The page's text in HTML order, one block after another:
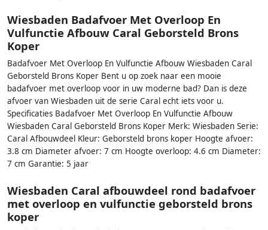
Wiesbaden Badafvoer Met Overloop En
Vulfunctie Afbouw Caral Geborsteld Brons
Koper
Badafvoer Met Overloop En Vulfunctie Afbouw Wiesbaden Caral
Geborsteld Brons Koper Bent u op zoek naar een mooie
badafvoer met overloop voor in uw moderne bad? Dan is deze
afvoer van Wiesbaden uit de serie Caral echt iets voor u.
Specificaties Badafvoer Met Overloop En Vulfunctie Afbouw
Wiesbaden Caral Geborsteld Brons Koper Merk: Wiesbaden Serie:
Caral Afbouwdeel Kleur: Geborsteld brons koper Hoogte afvoer:
3.8 cm Diameter afvoer: 7 cm Hoogte overloop: 4.6 cm Diameter:
7 cm Garantie: 5 jaar
Wiesbaden Caral afbouwdeel rond badafvoer
met overloop en vulfunctie geborsteld brons
koper